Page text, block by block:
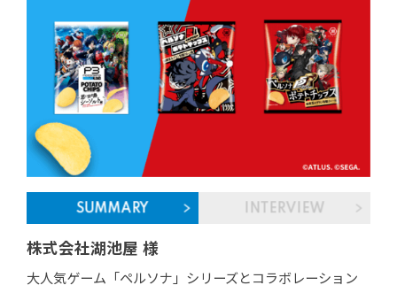
SUMMARY INTERVIEW
株式会社湖池屋 様
大人気ゲーム「ペルソナ」シリーズとコラボレーション